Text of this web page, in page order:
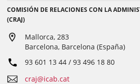
COMISIÓN DE RELACIONES CON LA
(CRAJ)
Mallorca, 283
Barcelona, Barcelona (España)
93 601 13 44 / 93 496 18 80
craj@icab.cat